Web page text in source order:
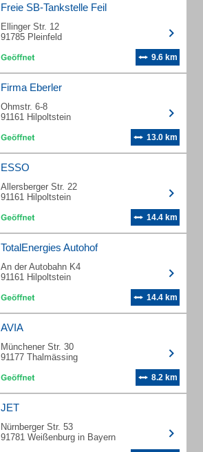
Freie SB-Tankstelle Feil
Ellinger Str. 12
91785 Pleinfeld
9.6 km
Firma Eberler
Ohmstr. 6-8
91161 Hilpoltstein
13.0 km
ESSO
Allersberger Str. 22
91161 Hilpoltstein
14.4 km
TotalEnergies Autohof
An der Autobahn K4
91161 Hilpoltstein
14.4 km
AVIA
Münchener Str. 30
91177 Thalmässing
8.2 km
JET
Nürnberger Str. 53
91781 Weißenburg in Bayern